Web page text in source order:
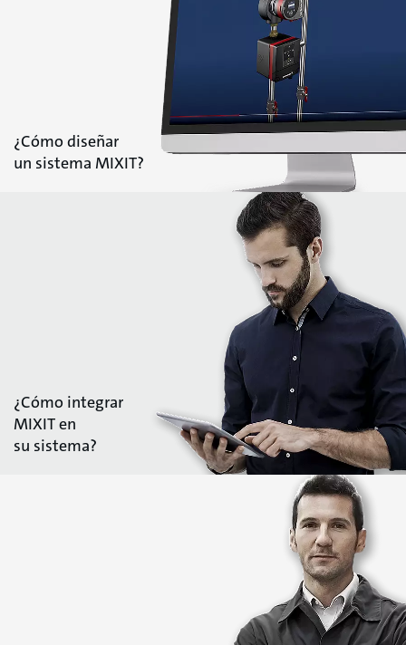
¿Cómo diseñar
un sistema MIXIT?
¿Cómo integrar
MIXIT en
su sistema?